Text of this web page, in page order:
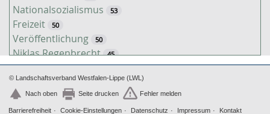
Nationalsozialismus 53
Freizeit 50
Veröffentlichung 50
Niklas Regenbrecht 45
Kaiserzeit 45
Tiere 38
Timo Luks 37
Christof Spannhoff 31
© Landschaftsverband Westfalen-Lippe (LWL)
Nach oben Seite drucken Fehler melden
Barrierefreiheit Cookie-Einstellungen Datenschutz Impressum Kontakt